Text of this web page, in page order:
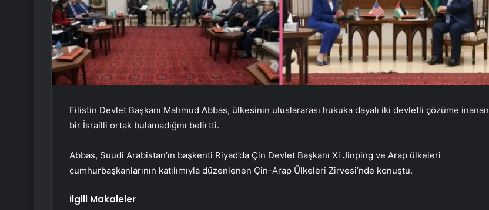
Filistin Devlet Başkanı Mahmud Abbas, ülkesinin uluslararası hukuka dayalı iki devletli çözüme inanan
bir İsrailli ortak bulamadığını belirtti.
Abbas, Suudi Arabistan’ın başkenti Riyad’da Çin Devlet Başkanı Xi Jinping ve Arap ülkeleri
cumhurbaşkanlarının katılımıyla düzenlenen Çin-Arap Ülkeleri Zirvesi’nde konuştu.
İlgili Makaleler